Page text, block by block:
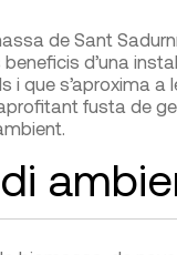
de Sant
d’una
que s’aproxima a
fusta de